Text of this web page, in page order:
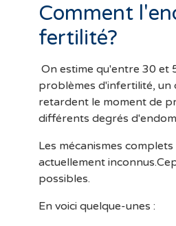
Comment
fertilité?
On estime qu'entre 30 et
problèmes d'infertilité, un
retardent le moment de
différents degrés
Les mécanismes
actuellement
possibles.
En voici quelque-unes :